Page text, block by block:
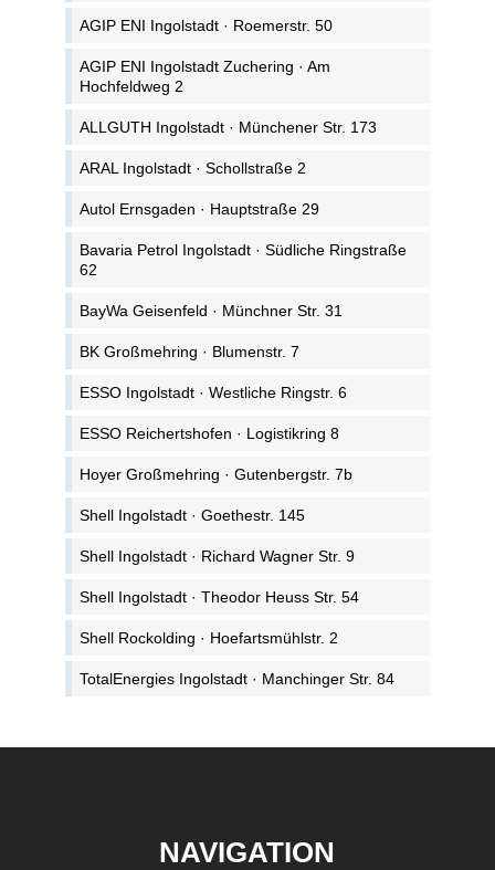
AGIP ENI Ingolstadt · Roemerstr. 50
AGIP ENI Ingolstadt Zuchering · Am
Hochfeldweg 2
ALLGUTH Ingolstadt · Münchener Str. 173
ARAL Ingolstadt · Schollstraße 2
Autol Ernsgaden · Hauptstraße 29
Bavaria Petrol Ingolstadt · Südliche Ringstraße
62
BayWa Geisenfeld · Münchner Str. 31
BK Großmehring · Blumenstr. 7
ESSO Ingolstadt · Westliche Ringstr. 6
ESSO Reichertshofen · Logistikring 8
Hoyer Großmehring · Gutenbergstr. 7b
Shell Ingolstadt · Goethestr. 145
Shell Ingolstadt · Richard Wagner Str. 9
Shell Ingolstadt · Theodor Heuss Str. 54
Shell Rockolding · Hoefartsmühlstr. 2
TotalEnergies Ingolstadt · Manchinger Str. 84
NAVIGATION